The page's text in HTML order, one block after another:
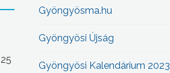
Gyöngyösma.hu
Gyöngyösi Újság
Gyöngyösi Kalendárium 2023